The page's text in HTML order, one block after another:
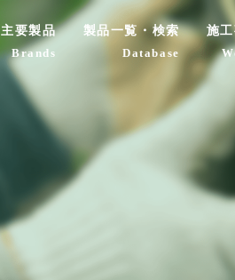
主要製品
Brands
製品一覧・検索
Database
施